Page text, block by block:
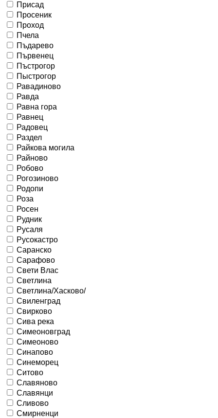
Присад
Просеник
Проход
Пчела
Пъдарево
Първенец
Пъстрогор
Пыстрогор
Равадиново
Равда
Равна гора
Равнец
Радовец
Раздел
Райкова могила
Райново
Робово
Рогозиново
Родопи
Роза
Росен
Рудник
Русаля
Русокастро
Саранско
Сарафово
Свети Влас
Светлина
Светлина/Хасково/
Свиленград
Свирково
Сива река
Симеоновград
Симеоново
Синапово
Синеморец
Ситово
Славяново
Славянци
Сливово
Смирненци